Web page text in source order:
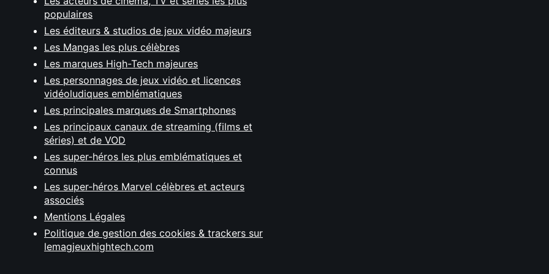
populaires
Les éditeurs & studios de jeux vidéo majeurs
Les Mangas les plus célèbres
Les marques High-Tech majeures
Les personnages de jeux vidéo et licences
vidéoludiques emblématiques
Les principales marques de Smartphones
Les principaux canaux de streaming (films et
séries) et de VOD
Les super-héros les plus emblématiques et
connus
Les super-héros Marvel célèbres et acteurs
associés
Mentions Légales
Politique de gestion des cookies & trackers sur
lemagjeuxhightech.com